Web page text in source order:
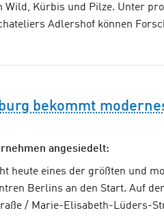
Wild, Kürbis und Pilze. Unter
Adlershof können
bekommt
angesiedelt:
heute eines der größten und
Berlins an den Start. Auf
/ Marie-Elisabeth-Lüders-